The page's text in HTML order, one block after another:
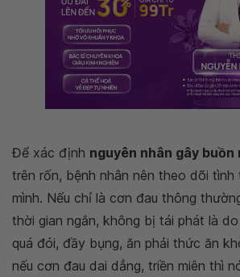
Để xác định nguyên nhân gây buồn
trên rốn, bệnh nhân nên theo dõi tình
mình. Nếu chỉ là cơn đau thông
thời gian ngắn, không bị tái phát là
quá đói, đầy bụng, ăn phải thức ăn
nếu cơn đau dai dẳng, triền miên thì